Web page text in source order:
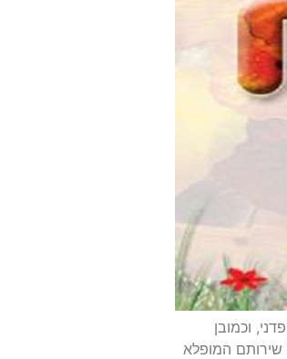
וכמובן
שירותם המופלא